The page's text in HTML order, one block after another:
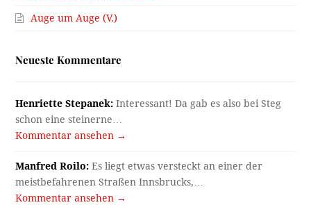
Auge um Auge (V.)
Neueste Kommentare
Henriette Stepanek: Interessant! Da gab es also bei Steg
schon eine steinerne…
Kommentar ansehen →
Manfred Roilo: Es liegt etwas versteckt an einer der
meistbefahrenen Straßen Innsbrucks,…
Kommentar ansehen →